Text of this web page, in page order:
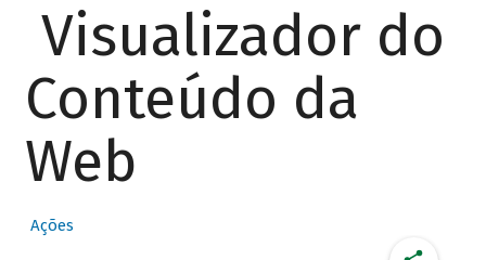
Visualizador do
Conteúdo da
Web
Ações